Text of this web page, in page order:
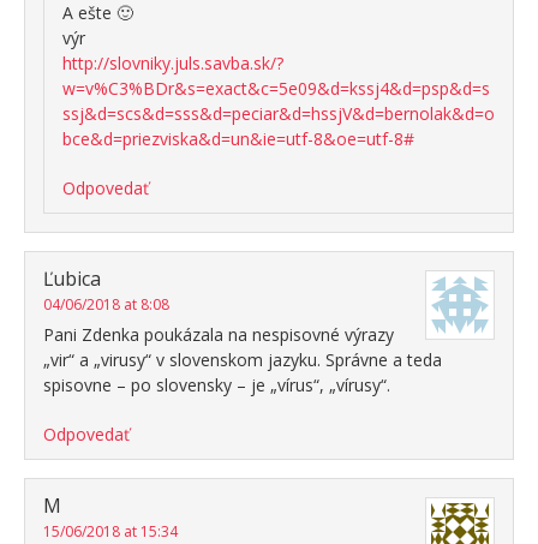
A ešte 🙂
výr
http://slovniky.juls.savba.sk/?
w=v%C3%BDr&s=exact&c=5e09&d=kssj4&d=psp&d=s
ssj&d=scs&d=sss&d=peciar&d=hssjV&d=bernolak&d=o
bce&d=priezviska&d=un&ie=utf-8&oe=utf-8#
Odpovedať
Ľubica
04/06/2018 at 8:08
Pani Zdenka poukázala na nespisovné výrazy
„vir“ a „virusy“ v slovenskom jazyku. Správne a teda
spisovne – po slovensky – je „vírus“, „vírusy“.
Odpovedať
M
15/06/2018 at 15:34